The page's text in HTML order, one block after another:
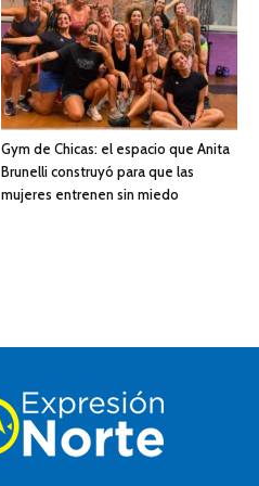
Gym de Chicas: el espacio que Anita
Brunelli construyó para que las
mujeres entrenen sin miedo